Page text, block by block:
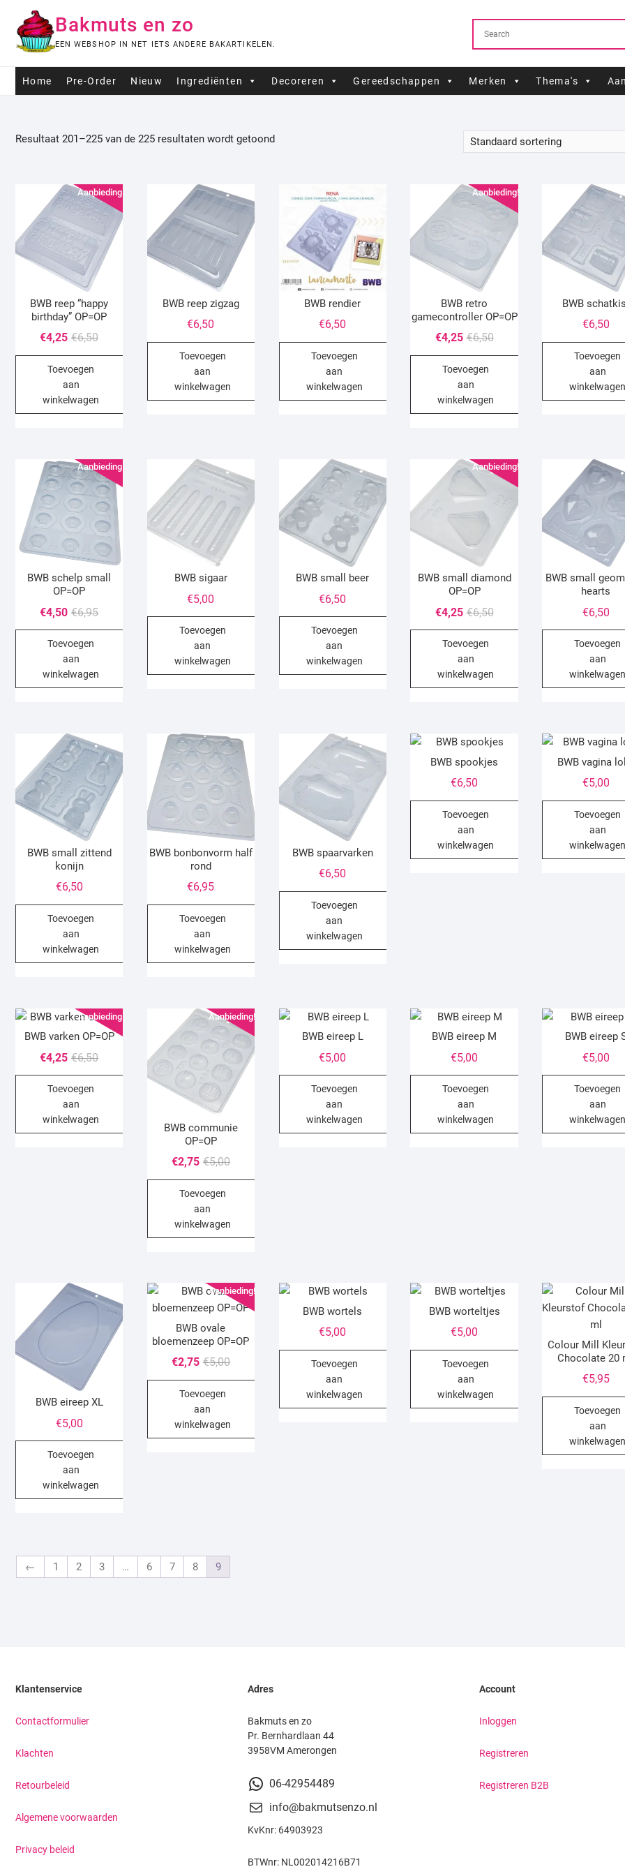
naar
Bakmuts en zo
EEN WEBSHOP IN NET IETS ANDERE BAKARTIKELEN.
Home Pre-Order Nieuw Ingrediënten Decoreren Gereedschappen Merken Thema's
Resultaat 201–225 van de 225 resultaten wordt getoond
Aanbieding!
BWB reep “happy
birthday” OP=OP
€6,50Oorspronkelijke
prijs
€4,25
Huidige
prijs
Toevoegen
aan
winkelwagen
BWB reep zigzag
€6,50
Toevoegen
aan
winkelwagen
BWB rendier
€6,50
Toevoegen
aan
winkelwagen
Aanbieding!
BWB retro
gamecontroller OP=OP
€6,50Oorspronkelijke
prijs
€4,25
Huidige
prijs
Toevoegen
aan
winkelwagen
BWB
€6,50
Toevoegen
aan
Aanbieding!
BWB schelp small
OP=OP
€6,95Oorspronkelijke
prijs
€4,50
Huidige
prijs
Toevoegen
aan
winkelwagen
BWB sigaar
€5,00
Toevoegen
aan
winkelwagen
BWB small beer
€6,50
Toevoegen
aan
winkelwagen
Aanbieding!
BWB small diamond
OP=OP
€6,50Oorspronkelijke
prijs
€4,25
Huidige
prijs
Toevoegen
aan
winkelwagen
BWB small
hearts
€6,50
Toevoegen
aan
BWB small zittend
konijn
€6,50
Toevoegen
aan
winkelwagen
BWB bonbonvorm half
rond
€6,95
Toevoegen
aan
winkelwagen
BWB spaarvarken
€6,50
Toevoegen
aan
winkelwagen
BWB spookjes
€6,50
Toevoegen
aan
winkelwagen
BWB vagina
€5,00
Toevoegen
aan
Aanbieding!
BWB varken OP=OP
€6,50Oorspronkelijke
prijs
€4,25
Huidige
prijs
Toevoegen
aan
winkelwagen
Aanbieding!
BWB communie
OP=OP
€5,00Oorspronkelijke
prijs
€2,75
Huidige
prijs
Toevoegen
aan
winkelwagen
BWB eireep L
€5,00
Toevoegen
aan
winkelwagen
BWB eireep M
€5,00
Toevoegen
aan
winkelwagen
BWB eireep
€5,00
Toevoegen
aan
BWB eireep XL
€5,00
Toevoegen
aan
winkelwagen
Aanbieding!
BWB ovale
bloemenzeep OP=OP
€5,00Oorspronkelijke
prijs
€2,75
Huidige
prijs
Toevoegen
aan
winkelwagen
BWB wortels
€5,00
Toevoegen
aan
winkelwagen
BWB worteltjes
€5,00
Toevoegen
aan
winkelwagen
Colour Mill
Chocolate 20
€5,95
Toevoegen
aan
← 1 2 3 … 6 7 8 9
Klantenservice
Contactformulier
Klachten
Retourbeleid
Algemene voorwaarden
Privacy beleid
Adres
Bakmuts en zo
Pr. Bernhardlaan 44
3958VM Amerongen
06-42954489
info@bakmutsenzo.nl
KvKnr: 64903923
BTWnr: NL002014216B71
Account
Inloggen
Registreren
Registreren B2B